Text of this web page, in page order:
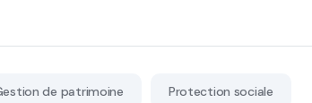
de patrimoine Protection sociale